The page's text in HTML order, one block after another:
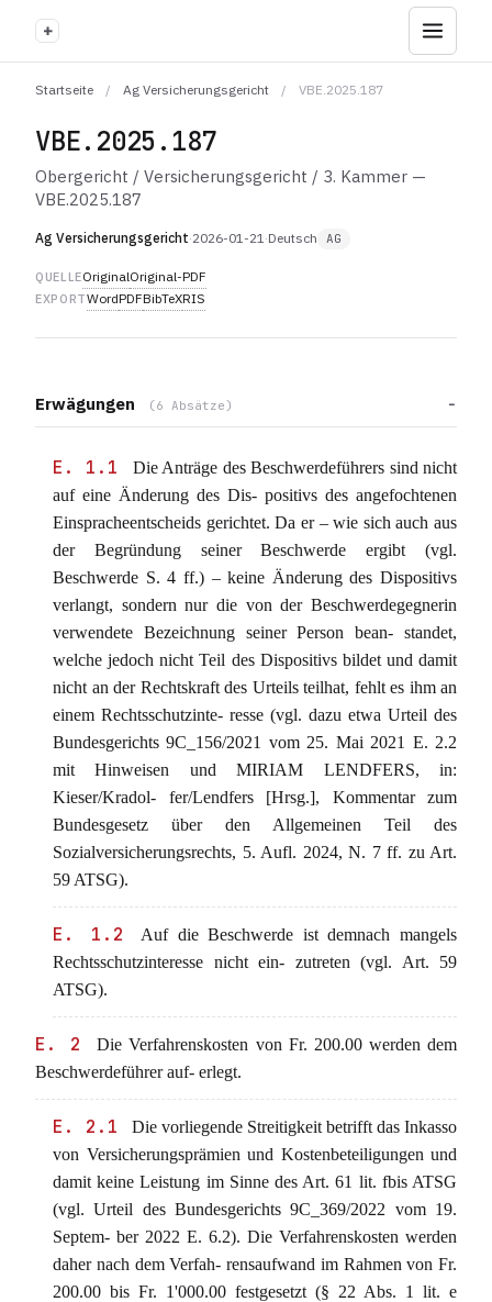
+
Startseite / Ag Versicherungsgericht / VBE.2025.187
VBE.2025.187
Obergericht / Versicherungsgericht / 3. Kammer —
VBE.2025.187
Ag Versicherungsgericht·2026-01-21·Deutsch AG
QUELLEOriginalOriginal-PDF
EXPORTWordPDFBibTeXRIS
Erwägungen (6 Absätze)
E. 1.1
Die Anträge des Beschwerdeführers sind nicht
auf eine Änderung des Dis- positivs des angefochtenen
Einspracheentscheids gerichtet. Da er – wie sich auch aus
der Begründung seiner Beschwerde ergibt (vgl.
Beschwerde S. 4 ff.) – keine Änderung des Dispositivs
verlangt, sondern nur die von der Beschwerdegegnerin
verwendete Bezeichnung seiner Person bean- standet,
welche jedoch nicht Teil des Dispositivs bildet und damit
nicht an der Rechtskraft des Urteils teilhat, fehlt es ihm an
einem Rechtsschutzinte- resse (vgl. dazu etwa Urteil des
Bundesgerichts 9C_156/2021 vom 25. Mai 2021 E. 2.2
mit Hinweisen und MIRIAM LENDFERS, in:
Kieser/Kradol- fer/Lendfers [Hrsg.], Kommentar zum
Bundesgesetz über den Allgemeinen Teil des
Sozialversicherungsrechts, 5. Aufl. 2024, N. 7 ff. zu Art.
59 ATSG).
E. 1.2
Auf die Beschwerde ist demnach mangels
Rechtsschutzinteresse nicht ein- zutreten (vgl. Art. 59
ATSG).
E. 2
Die Verfahrenskosten von Fr. 200.00 werden dem
Beschwerdeführer auf- erlegt.
E. 2.1
Die vorliegende Streitigkeit betrifft das Inkasso
von Versicherungsprämien und Kostenbeteiligungen und
damit keine Leistung im Sinne des Art. 61 lit. fbis ATSG
(vgl. Urteil des Bundesgerichts 9C_369/2022 vom 19.
Septem- ber 2022 E. 6.2). Die Verfahrenskosten werden
daher nach dem Verfah- rensaufwand im Rahmen von Fr.
200.00 bis Fr. 1'000.00 festgesetzt (§ 22 Abs. 1 lit. e